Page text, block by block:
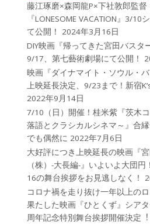
藤江琢磨×森岡龍P×下社敦郎監督
『LONESOME VACATION』3/10
て公開！
2024年3月16日
DIY映画『帰ってきた宮田バスタ
9/17、第七藝術劇場にて公開！
映画『ダイナマイト・ソウル・
上映延長決定、9/23まで！新宿
2022年9月14日
7/10（日）開催！桂米紫『茨木
落語とクラシカルシネマ～』合
でも偶然に 2022年7月6日
大好評につき上映延長の映画『
（株）-大長編-』いよいよ大団円
16の舞台挨拶をお見逃しなく！
コロナ禍を⾛り抜け⼀年以上の
果たした映画『ひとくず』シア
周年記念特別舞台挨拶開催決定